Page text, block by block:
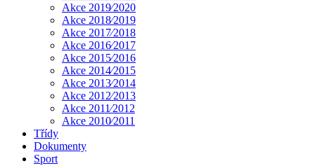
Akce 2019⁄2020
Akce 2018⁄2019
Akce 2017⁄2018
Akce 2016⁄2017
Akce 2015⁄2016
Akce 2014⁄2015
Akce 2013⁄2014
Akce 2012⁄2013
Akce 2011⁄2012
Akce 2010⁄2011
Třídy
Dokumenty
Sport